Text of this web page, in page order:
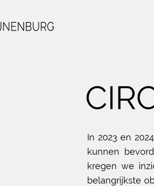
In 2023 en
kunnen
kregen we
belangrijkste